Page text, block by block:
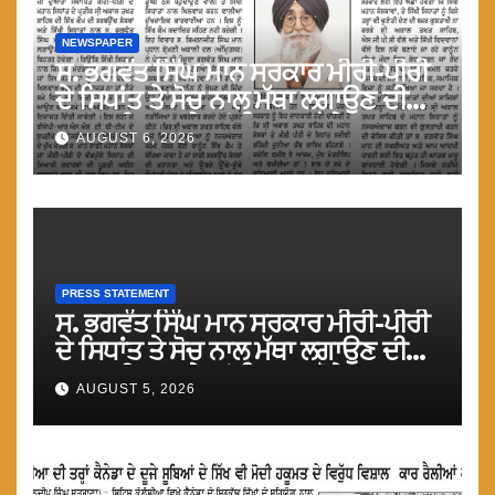
NEWSPAPER
ਸ. ਭਗਵੰਤ ਸਿੰਘ ਮਾਨ ਸਰਕਾਰ ਮੀਰੀ-ਪੀਰੀ
ਦੇ ਸਿਧਾਂਤ ਤੇ ਸੋਚ ਨਾਲ ਮੱਥਾ ਲਗਾਉਣ ਦੀ
ਗੁਸਤਾਖੀ ਨਾ ਕਰੇ ਤਾਂ ਬਿਹਤਰ ਹੋਵੇਗਾ : ਮਾਨ
AUGUST 6, 2026
PRESS STATEMENT
ਸ. ਭਗਵੰਤ ਸਿੰਘ ਮਾਨ ਸਰਕਾਰ ਮੀਰੀ-ਪੀਰੀ
ਦੇ ਸਿਧਾਂਤ ਤੇ ਸੋਚ ਨਾਲ ਮੱਥਾ ਲਗਾਉਣ ਦੀ
ਗੁਸਤਾਖੀ ਨਾ ਕਰੇ ਤਾਂ ਬਿਹਤਰ ਹੋਵੇਗਾ : ਮਾਨ
AUGUST 5, 2026